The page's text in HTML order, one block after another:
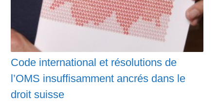
Code international et résolutions de
l’OMS insuffisamment ancrés dans le
droit suisse